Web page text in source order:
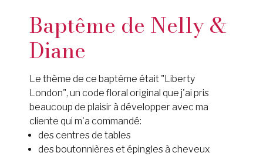
Baptême de Nelly &
Diane
Le thème de ce baptême était "Liberty
London", un code floral original que j'ai pris
beaucoup de plaisir à développer avec ma
cliente qui m'a commandé:
des centres de tables
des boutonnières et épingles à cheveux